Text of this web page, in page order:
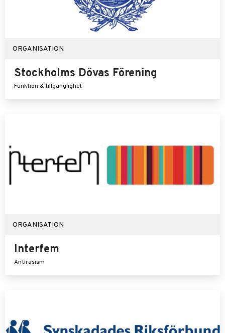
ORGANISATION
Stockholms Dövas Förening
Funktion & tillgänglighet
ORGANISATION
Interfem
Antirasism